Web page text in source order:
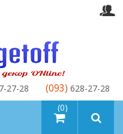
товаров (0)
27-28 (093) 628-27-28